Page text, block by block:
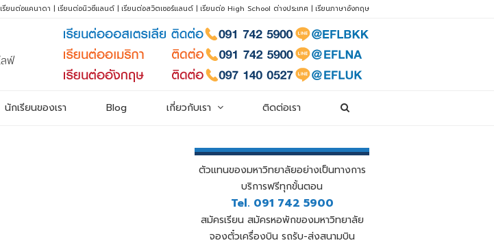
เรียนต่อแคนาดา | เรียนต่อนิวซีแลนด์ | เรียนต่อสวิตเซอร์แลนด์ | เรียนต่อ High School ต่างประเทศ | เรียนภาษาอังกฤษ
นักเรียนของเรา Blog เกี่ยวกับเรา ติดต่อเรา
ตัวแทนของมหาวิทยาลัยอย่างเป็นทางการ
บริการฟรีทุกขั้นตอน
Tel. 091 742 5900
สมัครเรียน สมัครหอพักของมหาวิทยาลัย
จองตั๋วเครื่องบิน รถรับ-ส่งสนามบิน